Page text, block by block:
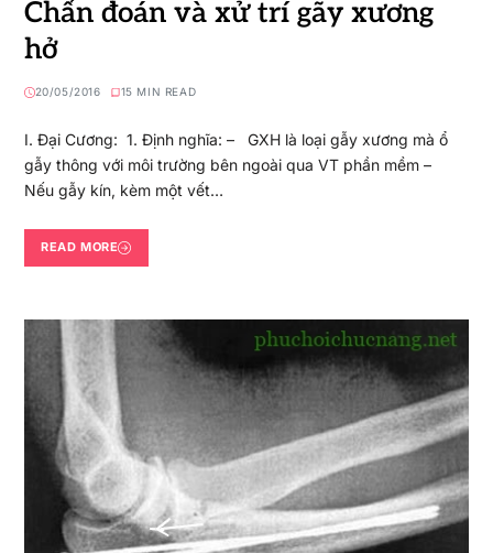
Chẩn đoán và xử trí gãy xương
hở
20/05/2016 15 MIN READ
I. Đại Cương: 1. Định nghĩa: – GXH là loại gẫy xương mà ổ
gẫy thông với môi trường bên ngoài qua VT phần mềm –
Nếu gẫy kín, kèm một vết…
READ MORE